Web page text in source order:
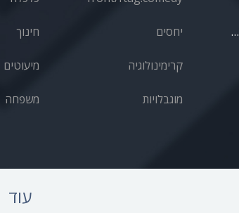
אמנות ותרבות פופולרית יחסים
קרימינולוגיה
מוגבלויות
חינוך
מיעוטים
משפחה
עוד